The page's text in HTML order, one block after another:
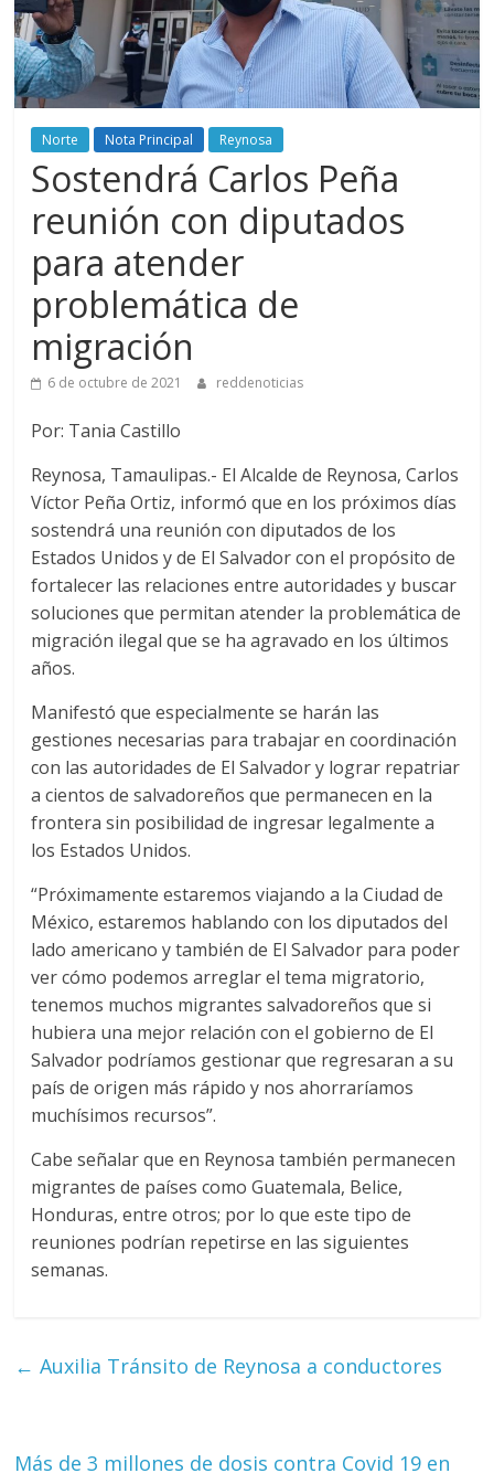
Norte Nota Principal Reynosa
Sostendrá Carlos Peña
reunión con diputados
para atender
problemática de
migración
6 de octubre de 2021 reddenoticias
Por: Tania Castillo
Reynosa, Tamaulipas.- El Alcalde de Reynosa, Carlos
Víctor Peña Ortiz, informó que en los próximos días
sostendrá una reunión con diputados de los
Estados Unidos y de El Salvador con el propósito de
fortalecer las relaciones entre autoridades y buscar
soluciones que permitan atender la problemática de
migración ilegal que se ha agravado en los últimos
años.
Manifestó que especialmente se harán las
gestiones necesarias para trabajar en coordinación
con las autoridades de El Salvador y lograr repatriar
a cientos de salvadoreños que permanecen en la
frontera sin posibilidad de ingresar legalmente a
los Estados Unidos.
“Próximamente estaremos viajando a la Ciudad de
México, estaremos hablando con los diputados del
lado americano y también de El Salvador para poder
ver cómo podemos arreglar el tema migratorio,
tenemos muchos migrantes salvadoreños que si
hubiera una mejor relación con el gobierno de El
Salvador podríamos gestionar que regresaran a su
país de origen más rápido y nos ahorraríamos
muchísimos recursos”.
Cabe señalar que en Reynosa también permanecen
migrantes de países como Guatemala, Belice,
Honduras, entre otros; por lo que este tipo de
reuniones podrían repetirse en las siguientes
semanas.
← Auxilia Tránsito de Reynosa a conductores
Más de 3 millones de dosis contra Covid 19 en